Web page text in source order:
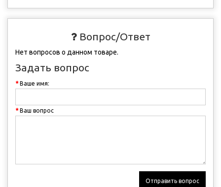
Вопрос/Ответ
Нет вопросов о данном товаре.
Задать вопрос
Ваше имя:
Ваш вопрос
Отправить вопрос